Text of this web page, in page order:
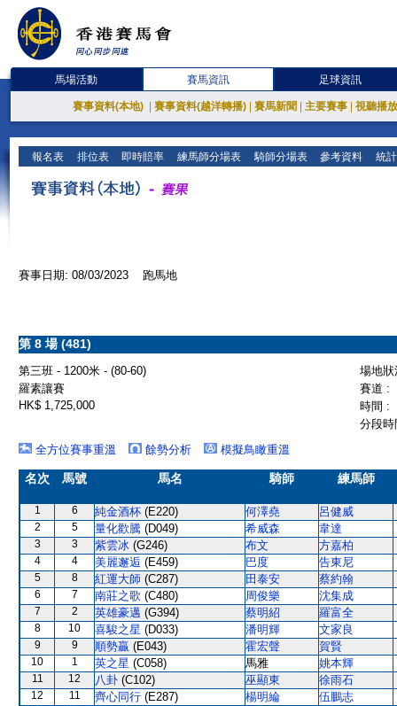
馬場活動 賽馬資訊 足球資訊
賽事資料(本地) 賽事資料(越洋轉播) 賽馬新聞 主要賽事 視聽播
報名表 排位表 即時賠率 練馬師分場表 騎師分場表 參考資料 統
賽事日期: 08/03/2023 跑馬地
第 8 場 (481)
第三班 - 1200米 - (80-60)
場地
羅素讓賽
賽道 :
HK$ 1,725,000
時間 :
分段
全方位賽事重溫
餘勢分析 模擬鳥瞰重溫
名次 馬號 馬名 騎師 練馬師
1 6 純金酒杯 (E220) 何澤堯 呂健威
2 5 量化歡騰 (D049) 希威森 韋達
3 3 紫雲冰 (G246) 布文 方嘉柏
4 4 美麗邂逅 (E459) 巴度 告東尼
5 8 紅運大師 (C287) 田泰安 蔡約翰
6 7 南莊之歌 (C480) 周俊樂 沈集成
7 2 英雄豪邁 (G394) 蔡明紹 羅富全
8 10 喜駿之星 (D033) 潘明輝 文家良
9 9 順勢贏 (E043) 霍宏聲 賀賢
10 1 英之星 (C058) 馬雅 姚本輝
11 12 八卦 (C102) 巫顯東 徐雨石
12 11 齊心同行 (E287) 楊明綸
伍鵬志